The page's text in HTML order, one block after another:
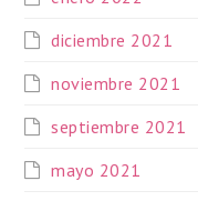
diciembre 2021
noviembre 2021
septiembre 2021
mayo 2021